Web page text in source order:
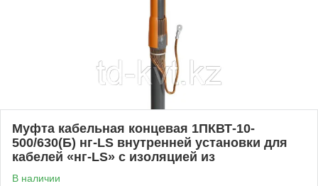
Муфта кабельная концевая 1ПКВТ-10-
500/630(Б) нг-LS внутренней установки для
кабелей «нг-LS» с изоляцией из
В наличии